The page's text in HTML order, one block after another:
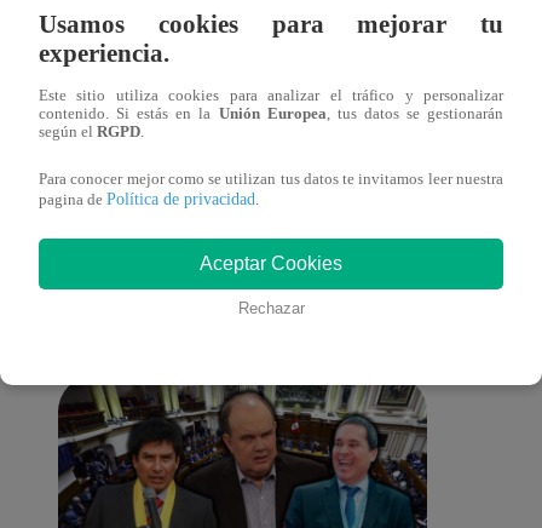
¿Por qué Nelly Rossinelli se volvió viral
antes de Navidad?
También te puede
interesar
Usamos cookies para mejorar tu
experiencia.
Este sitio utiliza cookies para analizar el tráfico y personalizar
contenido. Si estás en la Unión Europea, tus datos se gestionarán
según el RGPD.
Para conocer mejor como se utilizan tus datos te invitamos leer nuestra
pagina de Política de privacidad.
Aceptar Cookies
Rechazar